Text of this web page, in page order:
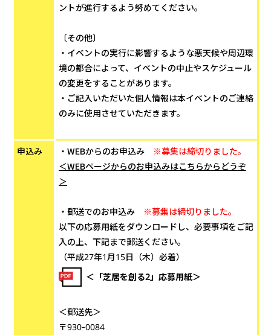
ントが進行するよう努めてください。
〔その他〕
・イベントの実行に影響するような悪天候や周辺環
境の都合によって、イベントの中止やスケジュール
の変更をすることがあります。
・ご記入いただいた個人情報は本イベントのご連絡
のみに使用させていただきます。
申込み ・WEBからのお申込み ※募集は締切りました。
＜WEBページからのお申込みはこちらからどうぞ
＞
・郵送でのお申込み ※募集は締切りました。
以下の応募用紙をダウンロードし、必要事項をご記
入の上、下記まで郵送ください。
（平成27年1月15日（木）必着）
＜「芝居を創る2」応募用紙＞
＜郵送先＞
〒930-0084